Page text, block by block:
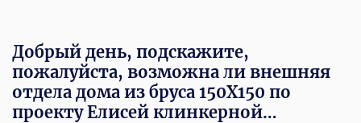
Добрый день, подскажите,
пожалуйста, возможна ли внешняя
отдела дома из бруса 150Х150 по
проекту Елисей клинкерной…